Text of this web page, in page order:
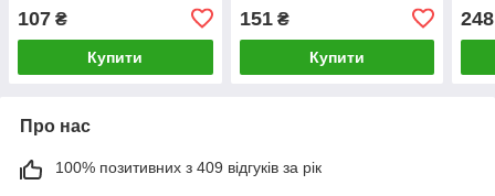
107 ₴
Купити
151₴
Купити
248
Про нас
100% позитивних з 409 відгуків за рік